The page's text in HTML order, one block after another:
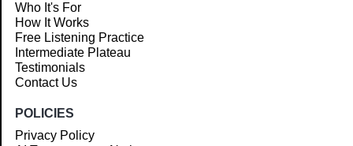
Who It's For
How It Works
Free Listening Practice
Intermediate Plateau
Testimonials
Contact Us
POLICIES
Privacy Policy